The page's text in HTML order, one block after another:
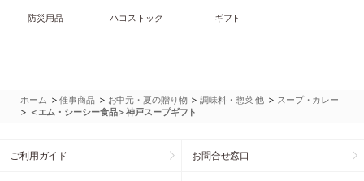
防災用品 ハコストック ギフト
ホーム >催事商品 > お中元・夏の贈り物 >調味料・惣菜 他 > スープ・カレー
> ＜エム・シーシー食品＞神戸スープギフト
ご利用ガイド お問合せ窓口